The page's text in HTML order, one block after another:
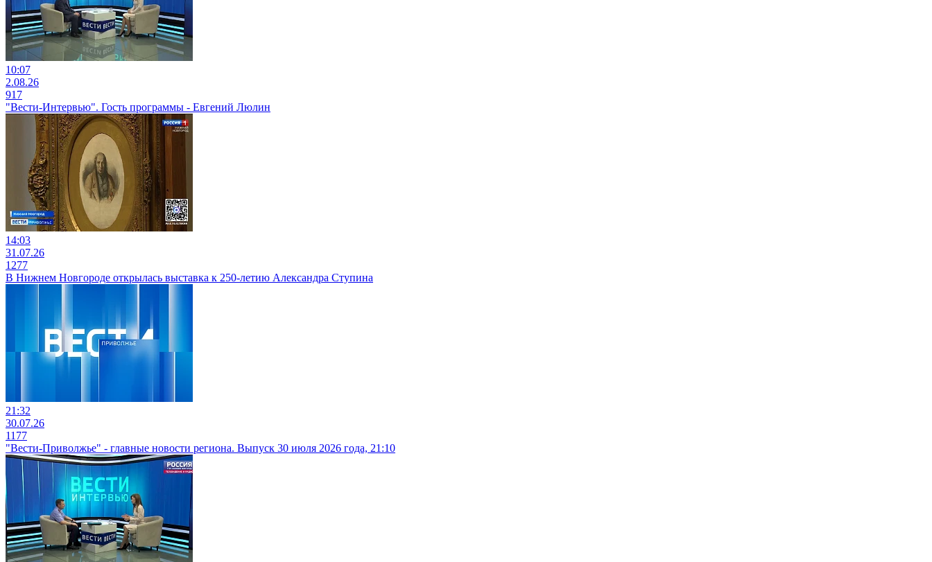
10:07
2.08.26
917
"Вести-Интервью". Гость программы - Евгений Люлин
14:03
31.07.26
1277
В Нижнем Новгороде открылась выставка к 250-летию Александра Ступина
21:32
30.07.26
1177
"Вести-Приволжье" - главные новости региона. Выпуск 30 июля 2026 года, 21:10